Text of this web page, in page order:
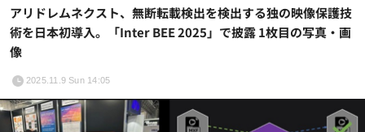
アリドレムネクスト、無断転載検出を検出する独の映像保護技
術を日本初導入。「Inter BEE 2025」で披露 1枚目の写真・画
像
2025.11.9 Sun 14:05